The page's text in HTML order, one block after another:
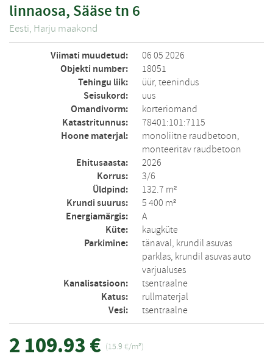
linnaosa, Sääse tn 6
Eesti, Harju maakond
Viimati muudetud: 06 05 2026
Objekti number: 18051
Tehingu liik: üür, teenindus
Seisukord: uus
Omandivorm: korteriomand
Katastritunnus: 78401:101:7115
Hoone materjal:
monoliitne raudbetoon,
monteeritav raudbetoon
Ehitusaasta: 2026
Korrus: 3/6
Üldpind: 132.7 m²
Krundi suurus: 5 400 m²
Energiamärgis: A
Küte: kaugküte
Parkimine:
tänaval, krundil asuvas
parklas, krundil asuvas auto
varjualuses
Kanalisatsioon: tsentraalne
Katus: rullmaterjal
Vesi: tsentraalne
2 109.93 € (15.9 €/m²)